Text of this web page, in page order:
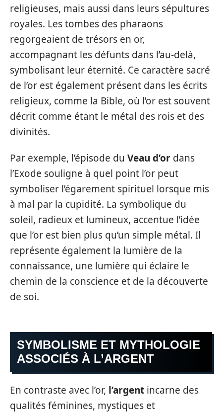
religieuses, mais aussi dans leurs sépultures
royales. Les tombes des pharaons
regorgeaient de trésors en or,
accompagnant les défunts dans l’au-delà,
symbolisant leur éternité. Ce caractère sacré
de l’or est également présent dans les écrits
religieux, comme la Bible, où l’or est souvent
décrit comme étant le métal des rois et des
divinités.
Par exemple, l’épisode du Veau d’or dans
l’Exode souligne à quel point l’or peut
symboliser l’égarement spirituel lorsque mis
à mal par la cupidité. La symbolique du
soleil, radieux et lumineux, accentue l’idée
que l’or est bien plus qu’un simple métal. Il
représente également la lumière de la
connaissance, une lumière qui éclaire le
chemin de la conscience et de la découverte
de soi.
SYMBOLISME ET MYTHOLOGIE
ASSOCIÉS À L’ARGENT
En contraste avec l’or, l’argent incarne des
qualités féminines, mystiques et